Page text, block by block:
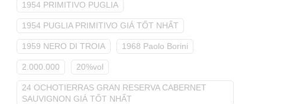
1954 PRIMITIVO PUGLIA
1954 PUGLIA PRIMITIVO GIÁ TỐT NHẤT
1959 NERO DI TROIA 1968 Paolo Borini
2.000.000 20%vol
24 OCHOTIERRAS GRAN RESERVA CABERNET
SAUVIGNON GIÁ TỐT NHẤT